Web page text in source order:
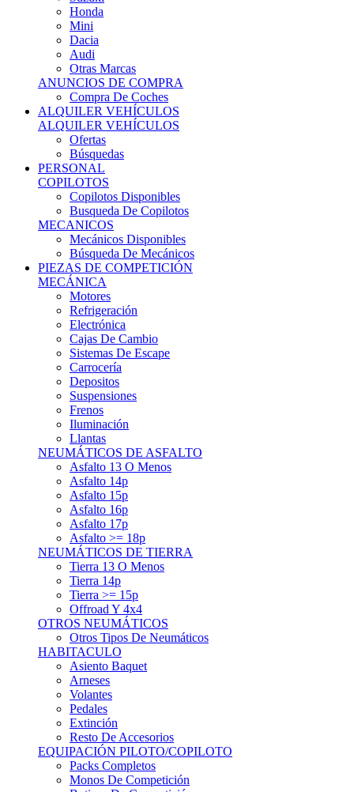
Mini
Dacia
Audi
Otras Marcas
ANUNCIOS DE COMPRA
Compra De Coches
ALQUILER VEHÍCULOS
ALQUILER VEHÍCULOS
Ofertas
Búsquedas
PERSONAL
COPILOTOS
Copilotos Disponibles
Busqueda De Copilotos
MECANICOS
Mecánicos Disponibles
Búsqueda De Mecánicos
PIEZAS DE COMPETICIÓN
MECÁNICA
Motores
Refrigeración
Electrónica
Cajas De Cambio
Sistemas De Escape
Carrocería
Depositos
Suspensiones
Frenos
Iluminación
Llantas
NEUMÁTICOS DE ASFALTO
Asfalto 13 O Menos
Asfalto 14p
Asfalto 15p
Asfalto 16p
Asfalto 17p
Asfalto >= 18p
NEUMÁTICOS DE TIERRA
Tierra 13 O Menos
Tierra 14p
Tierra >= 15p
Offroad Y 4x4
OTROS NEUMÁTICOS
Otros Tipos De Neumáticos
HABITACULO
Asiento Baquet
Arneses
Volantes
Pedales
Extinción
Resto De Accesorios
EQUIPACIÓN PILOTO/COPILOTO
Packs Completos
Monos De Competición
Botines De Competición
Guantes